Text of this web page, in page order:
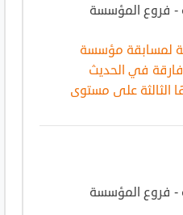
- فروع المؤسسة
لمسابقة مؤسسة
في الحديث
الثالثة على مستوى
- فروع المؤسسة